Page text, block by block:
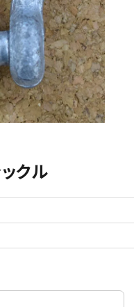
クル